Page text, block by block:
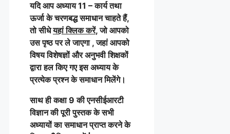
यदि आप अध्याय 11 – कार्य तथा
ऊर्जा के चरणबद्ध समाधान चाहते हैं,
तो सीधेयहां क्लिक करें, जो आपको
उस पृष्ठ पर ले जाएगा , जहां आपको
विषय विशेषज्ञों और अनुभवी शिक्षकों
द्वारा हल किए गए इस अध्याय के
प्रत्येक प्रश्न के समाधान मिलेंगे।
साथ ही कक्षा 9 की एनसीईआरटी
विज्ञान की पूरी पुस्तक के सभी
अध्यायों का समाधान प्राप्त करने के